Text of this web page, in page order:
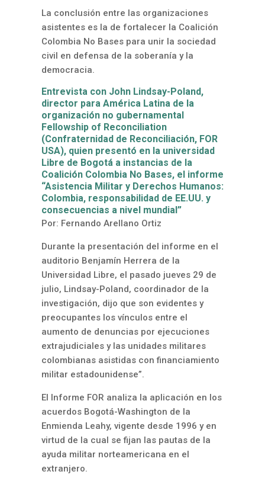
La conclusión entre las organizaciones
asistentes es la de fortalecer la Coalición
Colombia No Bases para unir la sociedad
civil en defensa de la soberanía y la
democracia.
Entrevista con John Lindsay-Poland,
director para América Latina de la
organización no gubernamental
Fellowship of Reconciliation
(Confraternidad de Reconciliación, FOR
USA), quien presentó en la universidad
Libre de Bogotá a instancias de la
Coalición Colombia No Bases, el informe
“Asistencia Militar y Derechos Humanos:
Colombia, responsabilidad de EE.UU. y
consecuencias a nivel mundial”
Por: Fernando Arellano Ortiz
Durante la presentación del informe en el
auditorio Benjamín Herrera de la
Universidad Libre, el pasado jueves 29 de
julio, Lindsay-Poland, coordinador de la
investigación, dijo que son evidentes y
preocupantes los vínculos entre el
aumento de denuncias por ejecuciones
extrajudiciales y las unidades militares
colombianas asistidas con financiamiento
militar estadounidense”.
El Informe FOR analiza la aplicación en los
acuerdos Bogotá-Washington de la
Enmienda Leahy, vigente desde 1996 y en
virtud de la cual se fijan las pautas de la
ayuda militar norteamericana en el
extranjero.